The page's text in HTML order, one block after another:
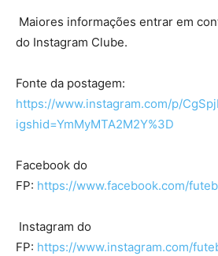
Maiores informações entrar em
do Instagram Clube.
Fonte da postagem:
https://www.instagram.com/p/
igshid=YmMyMTA2M2Y%3D
Facebook do
FP: https://www.facebook.com/
Instagram do
FP: https://www.instagram.com/